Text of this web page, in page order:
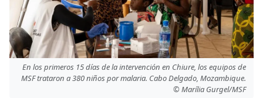
En los primeros 15 días de la intervención en Chiure, los equipos de
MSF trataron a 380 niños por malaria. Cabo Delgado, Mozambique.
© Marília Gurgel/MSF